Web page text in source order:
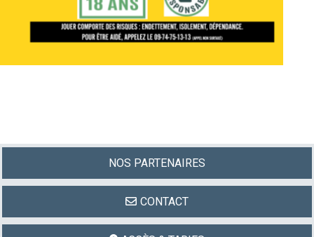
NOS PARTENAIRES
CONTACT